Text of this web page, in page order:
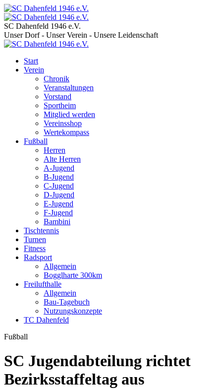
SC Dahenfeld 1946 e.V.
Unser Dorf - Unser Verein - Unsere Leidenschaft
Start
Verein
Chronik
Veranstaltungen
Vorstand
Sportheim
Mitglied werden
Vereinsshop
Wertekompass
Fußball
Herren
Alte Herren
A-Jugend
B-Jugend
C-Jugend
D-Jugend
E-Jugend
F-Jugend
Bambini
Tischtennis
Turnen
Fitness
Radsport
Allgemein
Bogglharte 300km
Freilufthalle
Allgemein
Bau-Tagebuch
Nutzungskonzepte
TC Dahenfeld
Fußball
SC Jugendabteilung richtet
Bezirksstaffeltag aus